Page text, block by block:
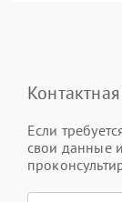
Если
свои данные